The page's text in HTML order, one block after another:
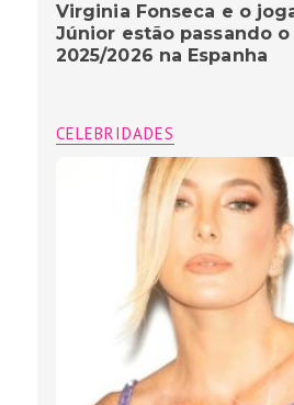
Virginia Fonseca e o
Júnior estão passando
2025/2026 na Espanha
CELEBRIDADES